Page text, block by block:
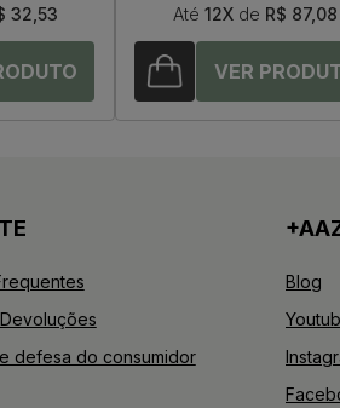
32,53 Até 12X de R$ 87,08
defesa do consumidor
Blog